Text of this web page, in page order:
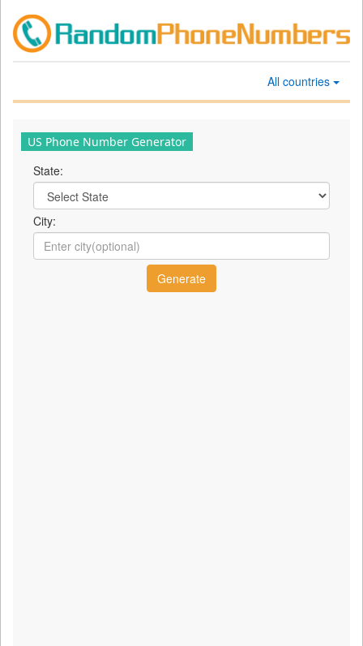
All countries
US Phone Number Generator
State:
City: